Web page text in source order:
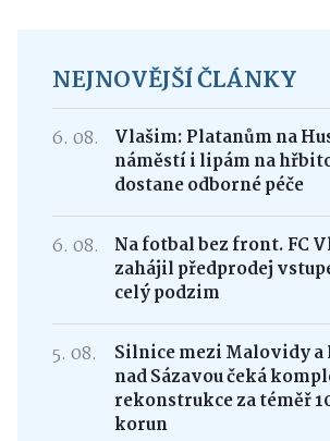
NEJNOVĚJŠÍ ČLÁNKY
6. 08.
Vlašim: Platanům na
náměstí i lipám na
dostane odborné péče
6. 08.
Na fotbal bez front. FC
zahájil předprodej
celý podzim
5. 08.
Silnice mezi Malovidy a
nad Sázavou čeká
rekonstrukce za téměř
korun